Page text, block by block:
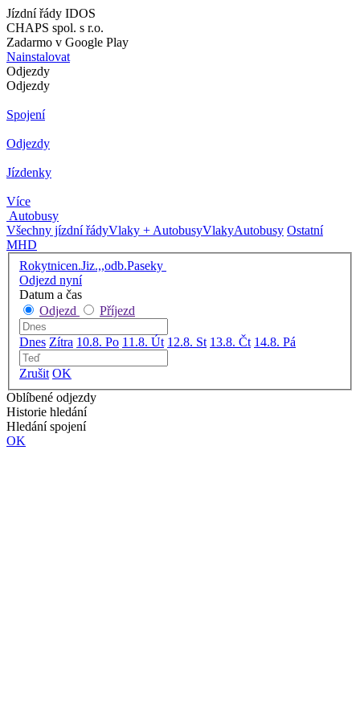
Jízdní řády IDOS
CHAPS spol. s r.o.
Zadarmo v Google Play
Nainstalovat
Odjezdy
Odjezdy
Spojení
Odjezdy
Jízdenky
Více
Autobusy
Všechny jízdní řádyVlaky + AutobusyVlakyAutobusy Ostatní
MHD
Rokytnicen.Jiz.,,odb.Paseky
Odjezd nyní
Datum a čas
Odjezd
Příjezd
Dnes Zítra 10.8. Po 11.8. Út 12.8. St 13.8. Čt 14.8. Pá
Zrušit OK
Oblíbené odjezdy
Historie hledání
Hledání spojení
OK